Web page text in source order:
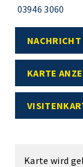
03946 3060
KARTE
Karte wird